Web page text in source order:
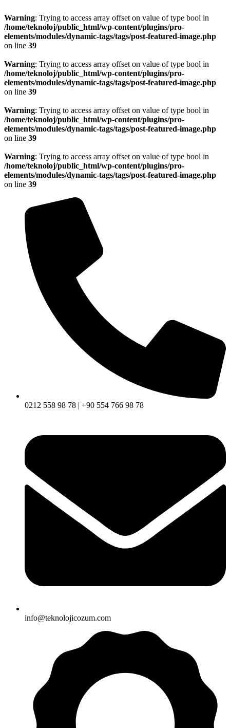
Warning: Trying to access array offset on value of type bool in
/home/teknoloj/public_html/wp-content/plugins/pro-
elements/modules/dynamic-tags/tags/post-featured-image.php
on line 39
Warning: Trying to access array offset on value of type bool in
/home/teknoloj/public_html/wp-content/plugins/pro-
elements/modules/dynamic-tags/tags/post-featured-image.php
on line 39
Warning: Trying to access array offset on value of type bool in
/home/teknoloj/public_html/wp-content/plugins/pro-
elements/modules/dynamic-tags/tags/post-featured-image.php
on line 39
Warning: Trying to access array offset on value of type bool in
/home/teknoloj/public_html/wp-content/plugins/pro-
elements/modules/dynamic-tags/tags/post-featured-image.php
on line 39
0212 558 98 78 | +90 554 766 98 78
info@teknolojicozum.com